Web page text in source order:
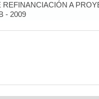
A
- 2009